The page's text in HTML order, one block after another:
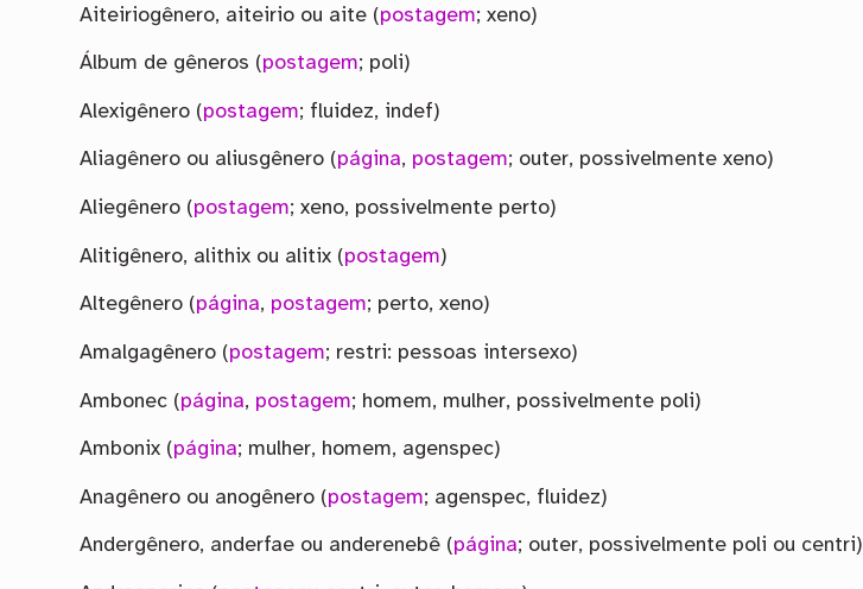
Aiteiriogênero, aiteirio ou aite (postagem; xeno)
Álbum de gêneros (postagem; poli)
Alexigênero (postagem; fluidez, indef)
Aliagênero ou aliusgênero (página, postagem; outer, possivelmente xeno)
Aliegênero (postagem; xeno, possivelmente perto)
Alitigênero, alithix ou alitix (postagem)
Altegênero (página, postagem; perto, xeno)
Amalgagênero (postagem; restri: pessoas intersexo)
Ambonec (página, postagem; homem, mulher, possivelmente poli)
Ambonix (página; mulher, homem, agenspec)
Anagênero ou anogênero (postagem; agenspec, fluidez)
Andergênero, anderfae ou anderenebê (página; outer, possivelmente poli ou centri)